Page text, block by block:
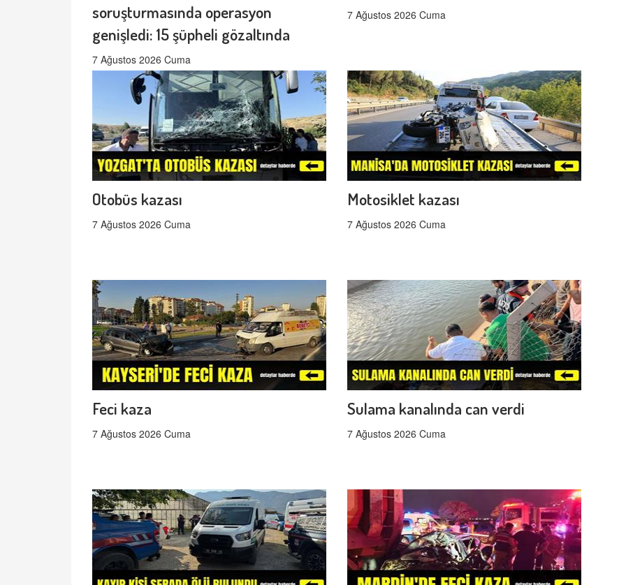
soruşturmasında operasyon
genişledi: 15 şüpheli gözaltında
7 Ağustos 2026 Cuma
7 Ağustos 2026 Cuma
Otobüs kazası
7 Ağustos 2026 Cuma
Motosiklet kazası
7 Ağustos 2026 Cuma
Feci kaza
7 Ağustos 2026 Cuma
Sulama kanalında can verdi
7 Ağustos 2026 Cuma